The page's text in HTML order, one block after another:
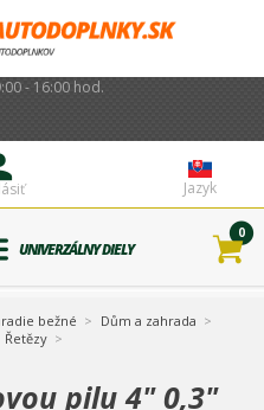
- 16:00 hod.
Jazyk
UNIVERZÁLNY DIELY
0
bežné
Dům a zahrada
Řetězy
pilu 4" 0,3"